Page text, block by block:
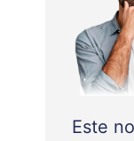
Este